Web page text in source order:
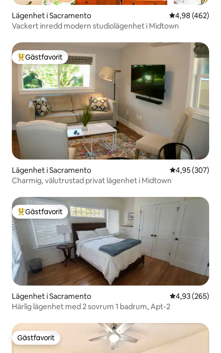
Lägenhet i Sacramento 4,98 av 5 i
4,98 (462)
Vackert inredd modern studiolägenhet i Midtown
Populär gästfavorit
Gästfavorit
Lägenhet i Sacramento 4,95 av 5 i
4,95 (307)
Charmig, välutrustad privat lägenhet i Midtown
Populär gästfavorit
Gästfavorit
Lägenhet i Sacramento 4,93 av 5 i
4,93 (265)
Härlig lägenhet med 2 sovrum 1 badrum, Apt-2
Gästfavorit
Gästfavorit